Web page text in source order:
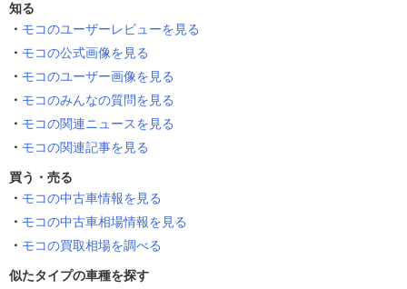
知る
モコのユーザーレビューを見る
モコの公式画像を見る
モコのユーザー画像を見る
モコのみんなの質問を見る
モコの関連ニュースを見る
モコの関連記事を見る
買う・売る
モコの中古車情報を見る
モコの中古車相場情報を見る
モコの買取相場を調べる
似たタイプの車種を探す